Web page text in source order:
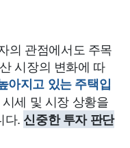
의 관점에서도 주목
시장의 변화에 따
아지고 있는 주택입
세 및 시장 상황을
다. 신중한 투자 판단